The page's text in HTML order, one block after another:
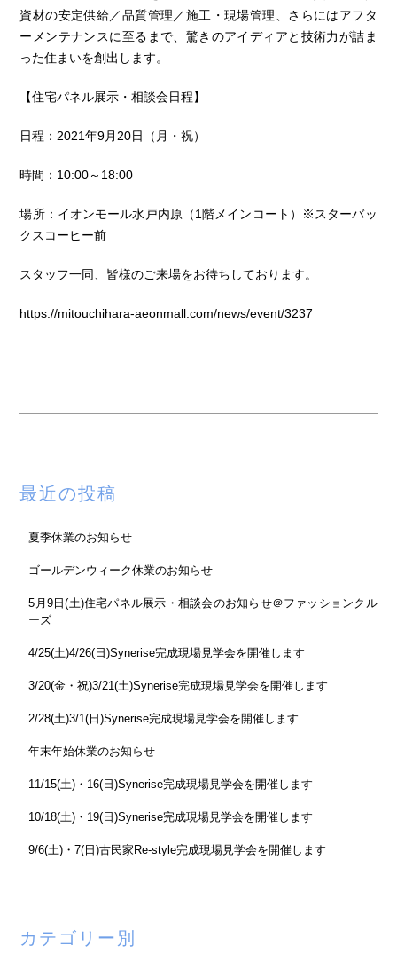
資材の安定供給／品質管理／施工・現場管理、さらにはアフタ
ーメンテナンスに至るまで、驚きのアイディアと技術力が詰ま
った住まいを創出します。
【住宅パネル展示・相談会日程】
日程：2021年9月20日（月・祝）
時間：10:00～18:00
場所：イオンモール水戸内原（1階メインコート）※スターバッ
クスコーヒー前
スタッフ一同、皆様のご来場をお待ちしております。
https://mitouchihara-aeonmall.com/news/event/3237
最近の投稿
夏季休業のお知らせ
ゴールデンウィーク休業のお知らせ
5月9日(土)住宅パネル展示・相談会のお知らせ＠ファッションクル
ーズ
4/25(土)4/26(日)Synerise完成現場見学会を開催します
3/20(金・祝)3/21(土)Synerise完成現場見学会を開催します
2/28(土)3/1(日)Synerise完成現場見学会を開催します
年末年始休業のお知らせ
11/15(土)・16(日)Synerise完成現場見学会を開催します
10/18(土)・19(日)Synerise完成現場見学会を開催します
9/6(土)・7(日)古民家Re-style完成現場見学会を開催します
カテゴリー別